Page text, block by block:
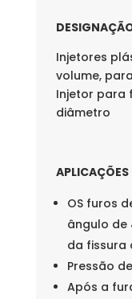
Injetores
volume,
Injetor para
diâmetro
APLICAÇÕES
OS furos
ângulo de
da fissura
Pressão
Após a